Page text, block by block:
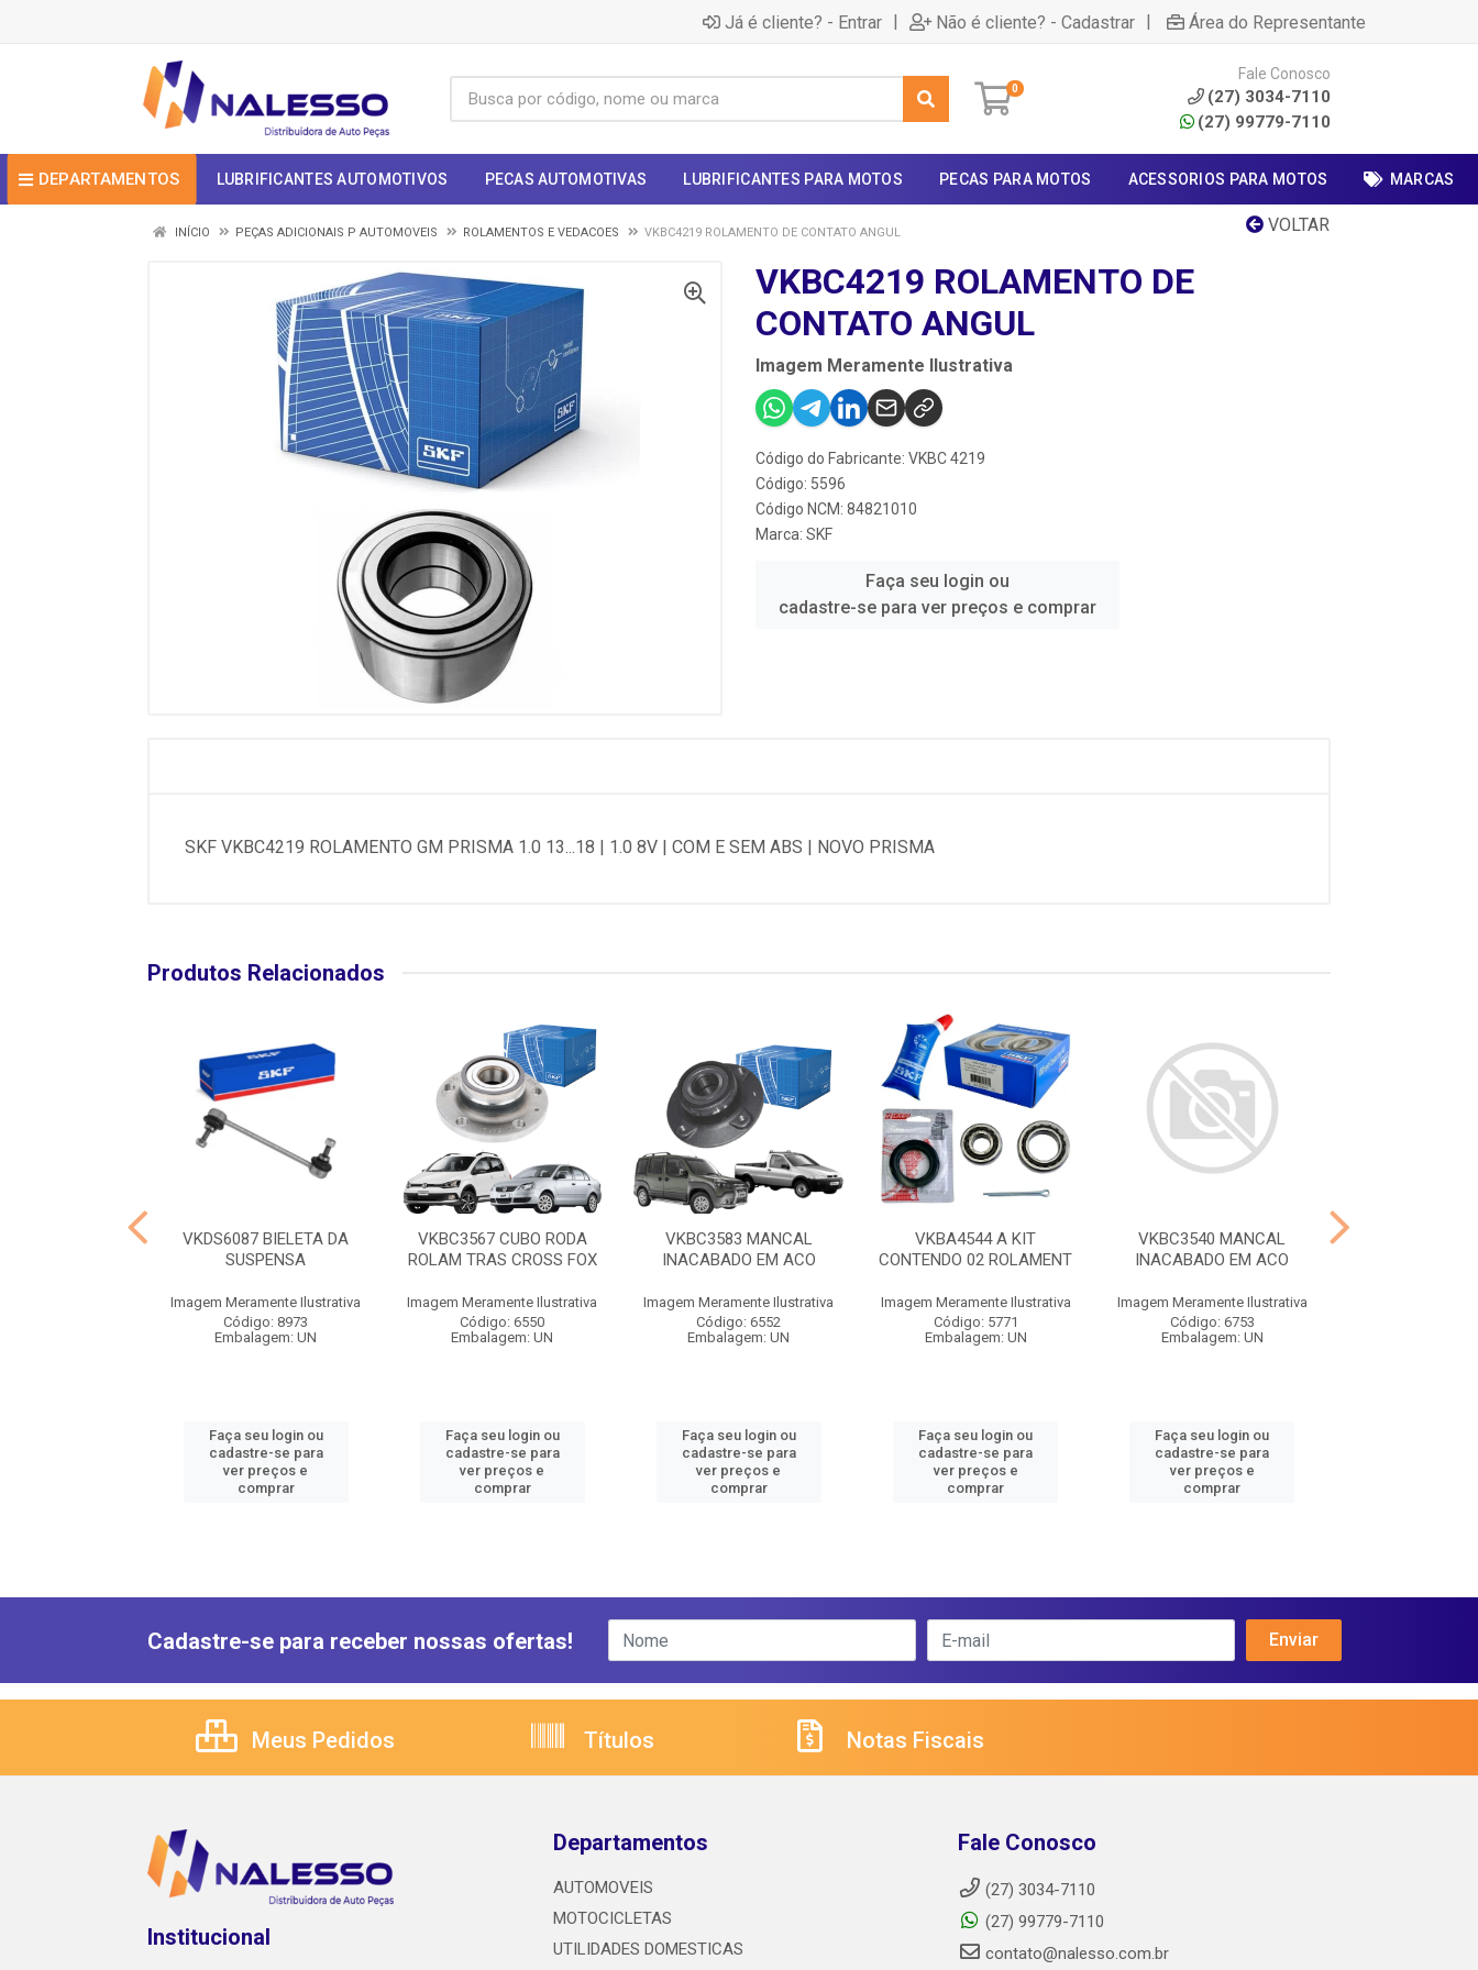
Já é cliente? - Entrar | Não é cliente? - Cadastrar | Área do Representante
0
Fale Conosco
(27) 3034-7110
(27) 99779-7110
DEPARTAMENTOS LUBRIFICANTES AUTOMOTIVOS PECAS AUTOMOTIVAS LUBRIFICANTES PARA MOTOS PECAS PARA MOTOS ACESSORIOS PARA MOTOS MARCAS
VOLTAR
INÍCIO PEÇAS ADICIONAIS P AUTOMOVEIS ROLAMENTOS E VEDACOES VKBC4219 ROLAMENTO DE CONTATO ANGUL
VKBC4219 ROLAMENTO DE
CONTATO ANGUL
Imagem Meramente Ilustrativa
Código do Fabricante: VKBC 4219
Código: 5596
Código NCM: 84821010
Marca: SKF
Faça seu login ou
cadastre-se para ver preços e comprar
SKF VKBC4219 ROLAMENTO GM PRISMA 1.0 13...18 | 1.0 8V | COM E SEM ABS | NOVO PRISMA
Produtos Relacionados
VKDS6087 BIELETA DA
SUSPENSA
Imagem Meramente Ilustrativa
Código: 8973
Embalagem: UN
Faça seu login ou
cadastre-se para
ver preços e
comprar
VKBC3567 CUBO RODA
ROLAM TRAS CROSS FOX
Imagem Meramente Ilustrativa
Código: 6550
Embalagem: UN
Faça seu login ou
cadastre-se para
ver preços e
comprar
VKBC3583 MANCAL
INACABADO EM ACO
Imagem Meramente Ilustrativa
Código: 6552
Embalagem: UN
Faça seu login ou
cadastre-se para
ver preços e
comprar
VKBA4544 A KIT
CONTENDO 02 ROLAMENT
Imagem Meramente Ilustrativa
Código: 5771
Embalagem: UN
Faça seu login ou
cadastre-se para
ver preços e
comprar
VKBC3540 MANCAL
INACABADO EM ACO
Imagem Meramente Ilustrativa
Código: 6753
Embalagem: UN
Faça seu login ou
cadastre-se para
ver preços e
comprar
Cadastre-se para receber nossas ofertas!
Meus Pedidos Títulos Notas Fiscais
Institucional
Departamentos
AUTOMOVEIS
MOTOCICLETAS
UTILIDADES DOMESTICAS
Fale Conosco
(27) 3034-7110
(27) 99779-7110
contato@nalesso.com.br